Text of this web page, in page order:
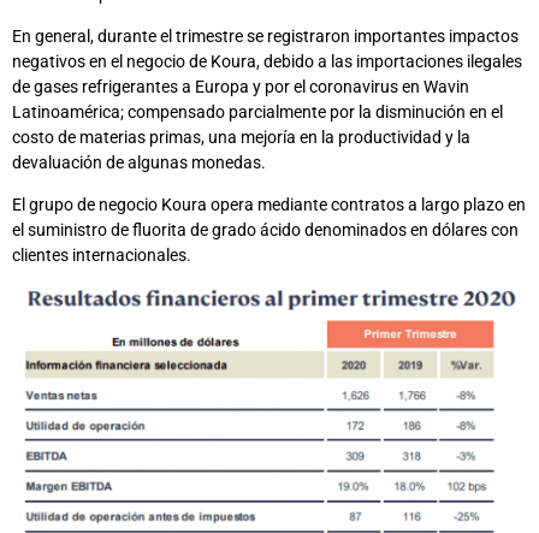
En general, durante el trimestre se registraron importantes impactos
negativos en el negocio de Koura, debido a las importaciones ilegales
de gases refrigerantes a Europa y por el coronavirus en Wavin
Latinoamérica; compensado parcialmente por la disminución en el
costo de materias primas, una mejoría en la productividad y la
devaluación de algunas monedas.
El grupo de negocio Koura opera mediante contratos a largo plazo en
el suministro de fluorita de grado ácido denominados en dólares con
clientes internacionales.